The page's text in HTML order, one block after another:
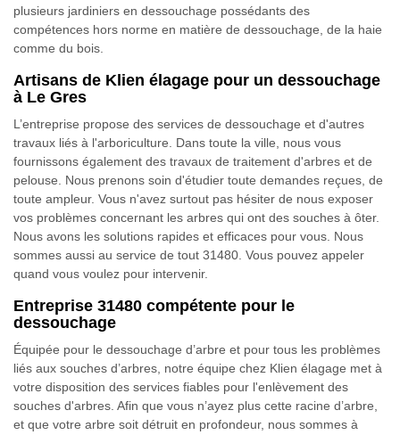
plusieurs jardiniers en dessouchage possédants des
compétences hors norme en matière de dessouchage, de la haie
comme du bois.
Artisans de Klien élagage pour un dessouchage
à Le Gres
L’entreprise propose des services de dessouchage et d'autres
travaux liés à l'arboriculture. Dans toute la ville, nous vous
fournissons également des travaux de traitement d'arbres et de
pelouse. Nous prenons soin d'étudier toute demandes reçues, de
toute ampleur. Vous n'avez surtout pas hésiter de nous exposer
vos problèmes concernant les arbres qui ont des souches à ôter.
Nous avons les solutions rapides et efficaces pour vous. Nous
sommes aussi au service de tout 31480. Vous pouvez appeler
quand vous voulez pour intervenir.
Entreprise 31480 compétente pour le
dessouchage
Équipée pour le dessouchage d’arbre et pour tous les problèmes
liés aux souches d’arbres, notre équipe chez Klien élagage met à
votre disposition des services fiables pour l'enlèvement des
souches d'arbres. Afin que vous n’ayez plus cette racine d’arbre,
et que votre arbre soit détruit en profondeur, nous sommes à